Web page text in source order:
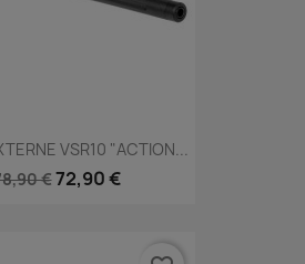
VSR10 "ACTION...
€72,90 €